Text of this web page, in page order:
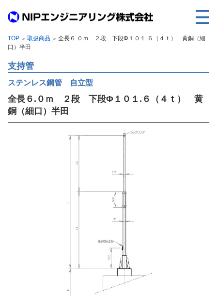
TOP
事業内容
取扱製品
各種実績
会社案内
個人データの共同利用について
TOP ＞ 取扱商品 ＞ 全長６.０ｍ ２段 下段Φ１０１.６（４ｔ） 黄銅（細
口）半田
支持管
ステンレス鋼管 自立型
全長６.０ｍ ２段 下段Φ１０１.６（４ｔ） 黄
銅（細口）半田